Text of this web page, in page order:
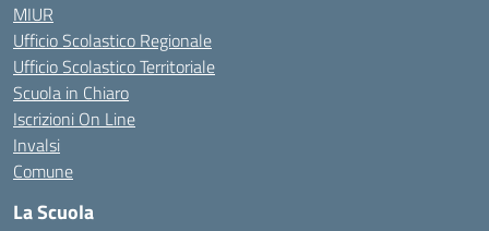
MIUR
Ufficio Scolastico Regionale
Ufficio Scolastico Territoriale
Scuola in Chiaro
Iscrizioni On Line
Invalsi
Comune
La Scuola